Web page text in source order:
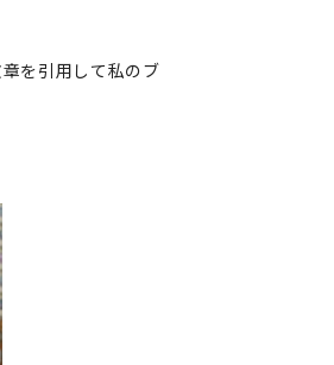
を引用して私のブ